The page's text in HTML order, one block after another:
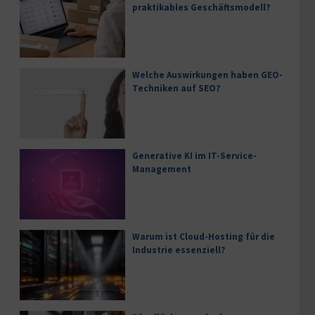
praktikables Geschäftsmodell?
Welche Auswirkungen haben GEO-
Techniken auf SEO?
Generative KI im IT-Service-
Management
Warum ist Cloud-Hosting für die
Industrie essenziell?